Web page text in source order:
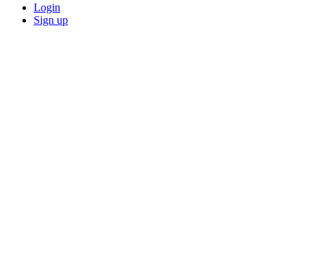
Login
Sign up